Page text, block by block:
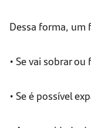
Dessa forma, um
• Se vai sobrar
• Se é possível